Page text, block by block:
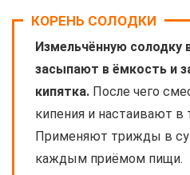
КОРЕНЬ СОЛОДКИ
Измельчённую солодку
засыпают в ёмкость и
кипятка. После чего
кипения и настаивают в
Применяют трижды в
каждым приёмом пищи.